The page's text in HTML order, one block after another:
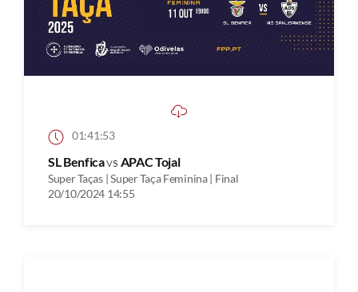
01:41:53
SL Benficavs APAC Tojal
Super Taças | Super Taça Feminina | Final
20/10/2024 14:55